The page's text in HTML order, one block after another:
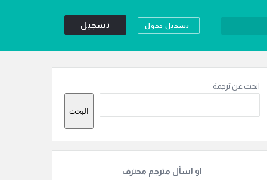
تسجيل دخول تسجيل
الجانبية
ابحث عن ترجمة
البحث
او اسأل مترجم محترف